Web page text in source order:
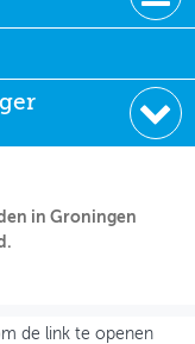
in Groningen
de link te openen